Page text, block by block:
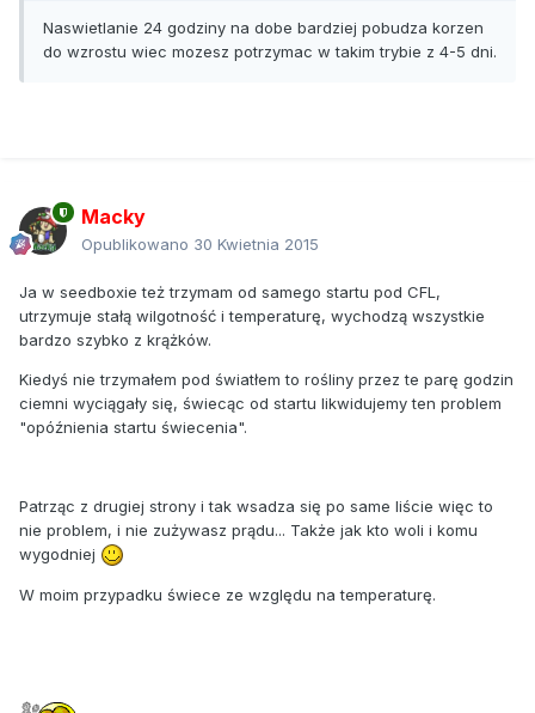
Naswietlanie 24 godziny na dobe bardziej pobudza korzen
do wzrostu wiec mozesz potrzymac w takim trybie z 4-5 dni.
Macky
Opublikowano 30 Kwietnia 2015
Ja w seedboxie też trzymam od samego startu pod CFL,
utrzymuje stałą wilgotność i temperaturę, wychodzą wszystkie
bardzo szybko z krążków.
Kiedyś nie trzymałem pod światłem to rośliny przez te parę godzin
ciemni wyciągały się, świecąc od startu likwidujemy ten problem
"opóźnienia startu świecenia".
Patrząc z drugiej strony i tak wsadza się po same liście więc to
nie problem, i nie zużywasz prądu... Także jak kto woli i komu
wygodniej
W moim przypadku świece ze względu na temperaturę.